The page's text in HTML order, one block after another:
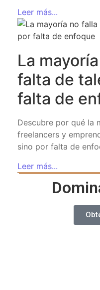
Leer más...
La
falta de
falta de
Descubre por qué la
freelancers y
sino por falta de
Leer más...